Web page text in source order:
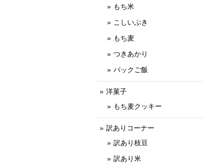
もち米
こしいぶき
もち麦
つきあかり
パックご飯
洋菓子
もち麦クッキー
訳ありコーナー
訳あり枝豆
訳あり米